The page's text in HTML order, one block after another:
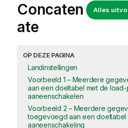
Alles
Concaten
ate
OP DEZE PAGINA
Landinstellingen
Voorbeeld 1 – Meerdere
aan een doeltabel met de
aaneenschakelen
Voorbeeld 2 – Meerdere
toegevoegd aan een doeltabel
aaneenschakeling